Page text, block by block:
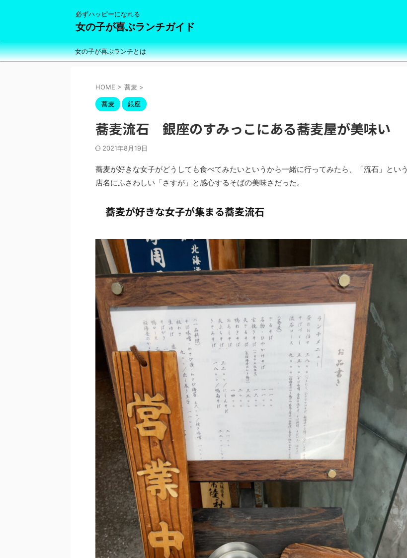
必ずハッピーになれる
女の子が喜ぶランチガイド
女の子が喜ぶランチとは
HOME > 蕎麦 >
蕎麦 銀座
蕎麦流石 銀座のすみっこにある蕎麦屋が美味い
2021年8月19日
蕎麦が好きな女子がどうしても食べてみたいというから一緒に行ってみたら、「流石」という
店名にふさわしい「さすが」と感心するそばの美味さだった。
蕎麦が好きな女子が集まる蕎麦流石